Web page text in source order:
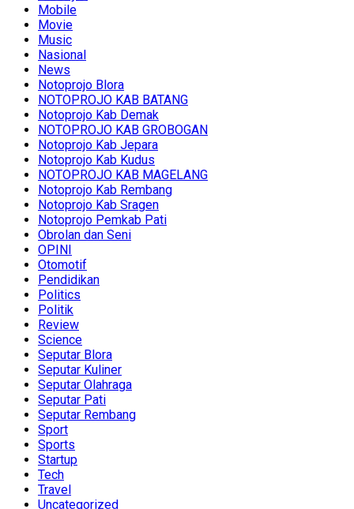
Mobile
Movie
Music
Nasional
News
Notoprojo Blora
NOTOPROJO KAB BATANG
Notoprojo Kab Demak
NOTOPROJO KAB GROBOGAN
Notoprojo Kab Jepara
Notoprojo Kab Kudus
NOTOPROJO KAB MAGELANG
Notoprojo Kab Rembang
Notoprojo Kab Sragen
Notoprojo Pemkab Pati
Obrolan dan Seni
OPINI
Otomotif
Pendidikan
Politics
Politik
Review
Science
Seputar Blora
Seputar Kuliner
Seputar Olahraga
Seputar Pati
Seputar Rembang
Sport
Sports
Startup
Tech
Travel
Uncategorized